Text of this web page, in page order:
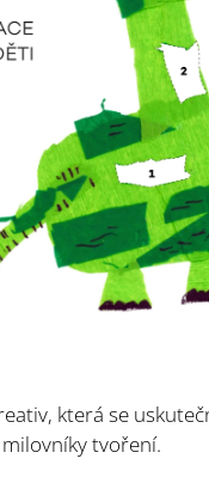
která se
tvoření.